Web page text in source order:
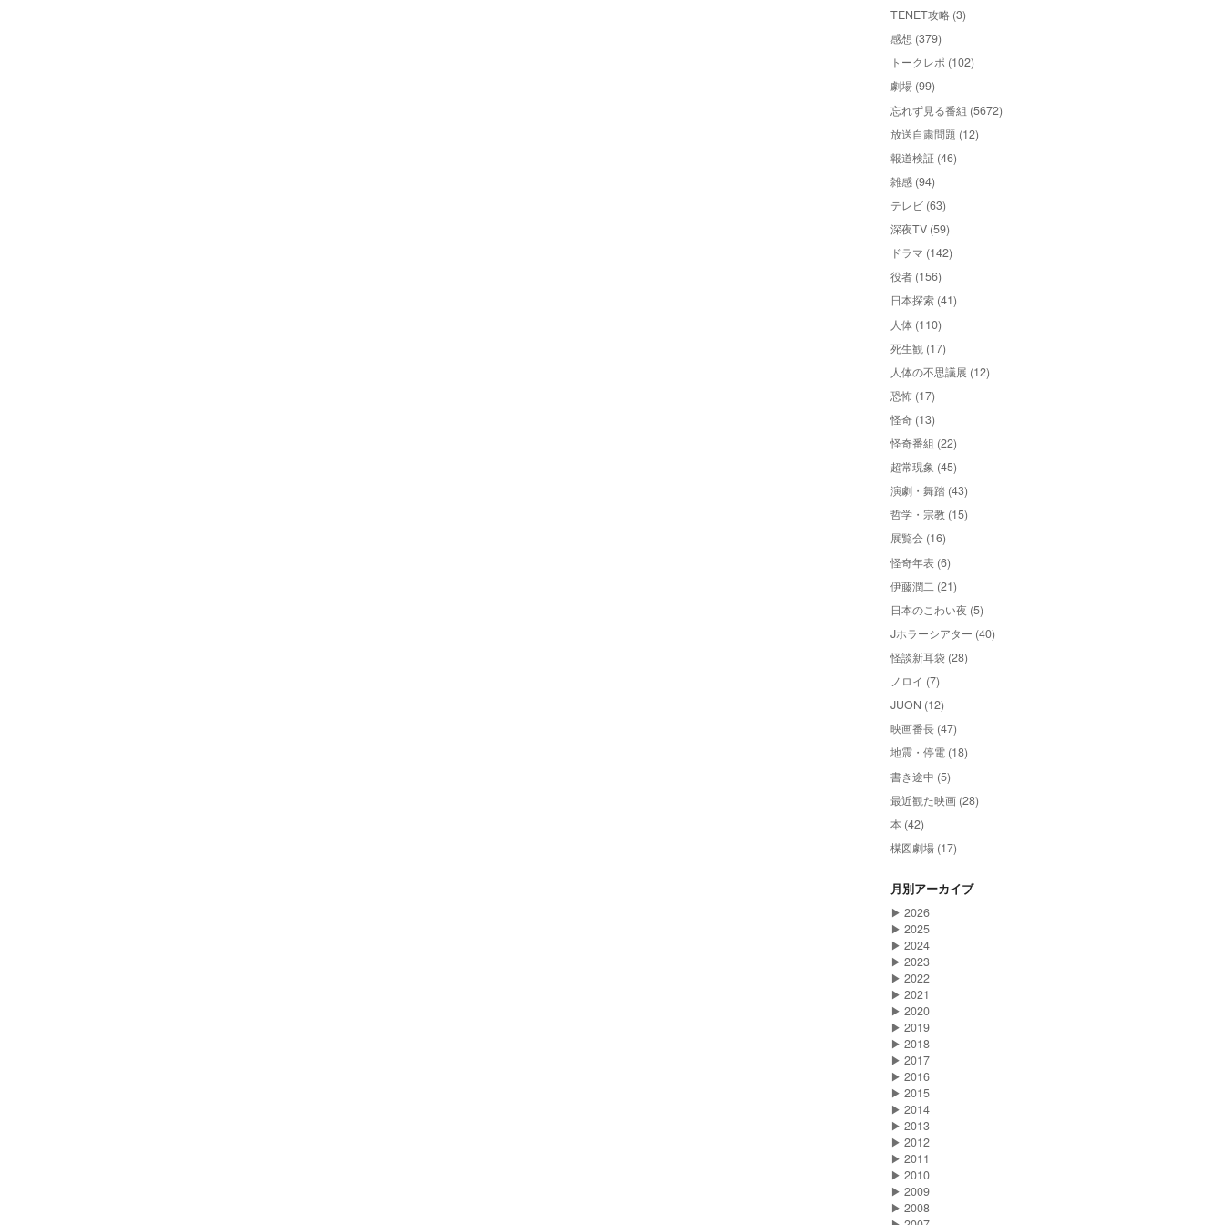
TENET攻略 (3)
感想 (379)
トークレポ (102)
劇場 (99)
忘れず見る番組 (5672)
放送自粛問題 (12)
報道検証 (46)
雑感 (94)
テレビ (63)
深夜TV (59)
ドラマ (142)
役者 (156)
日本探索 (41)
人体 (110)
死生観 (17)
人体の不思議展 (12)
恐怖 (17)
怪奇 (13)
怪奇番組 (22)
超常現象 (45)
演劇・舞踏 (43)
哲学・宗教 (15)
展覧会 (16)
怪奇年表 (6)
伊藤潤二 (21)
日本のこわい夜 (5)
Jホラーシアター (40)
怪談新耳袋 (28)
ノロイ (7)
JUON (12)
映画番長 (47)
地震・停電 (18)
書き途中 (5)
最近観た映画 (28)
本 (42)
楳図劇場 (17)
月別アーカイブ
▶ 2026
▶ 2025
▶ 2024
▶ 2023
▶ 2022
▶ 2021
▶ 2020
▶ 2019
▶ 2018
▶ 2017
▶ 2016
▶ 2015
▶ 2014
▶ 2013
▶ 2012
▶ 2011
▶ 2010
▶ 2009
▶ 2008